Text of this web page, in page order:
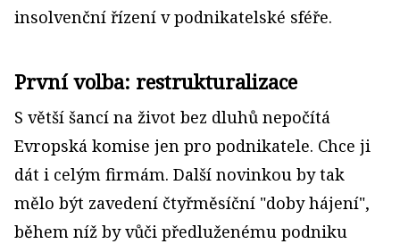
insolvenční řízení v podnikatelské sféře.
První volba: restrukturalizace
S větší šancí na život bez dluhů nepočítá
Evropská komise jen pro podnikatele. Chce ji
dát i celým firmám. Další novinkou by tak
mělo být zavedení čtyřměsíční "doby hájení",
během níž by vůči předluženému podniku